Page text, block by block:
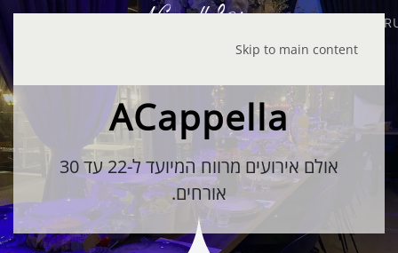
Skip to main content
ACappella
אולם אירועים מרווח המיועד ל-22 עד 30
אורחים.